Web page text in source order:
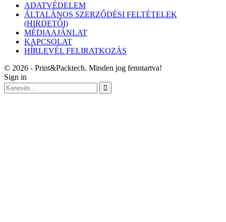
ADATVÉDELEM
ÁLTALÁNOS SZERZŐDÉSI FELTÉTELEK
(HIRDETŐI)
MÉDIAAJÁNLAT
KAPCSOLAT
HÍRLEVÉL FELIRATKOZÁS
© 2026 - Print&Packtech. Minden jog fenntartva!
Sign in